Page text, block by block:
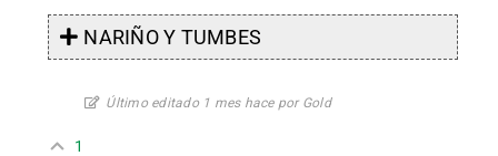
NARIÑO Y TUMBES
Último editado 1 mes hace por Gold
1